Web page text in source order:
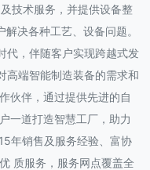
技术服务，并提供设备整
决各种工艺、设备问题。
代，伴随客户实现跨越式发
高端智能制造装备的需求和
伙伴，通过提供先进的自
一道打造智慧工厂，助力
年销售及服务经验、富协
质服务，服务网点覆盖全